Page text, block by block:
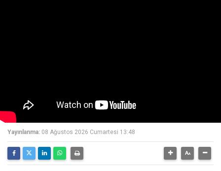
Yayınlanma: 08 Ağustos 2026 Cumartesi 13:48